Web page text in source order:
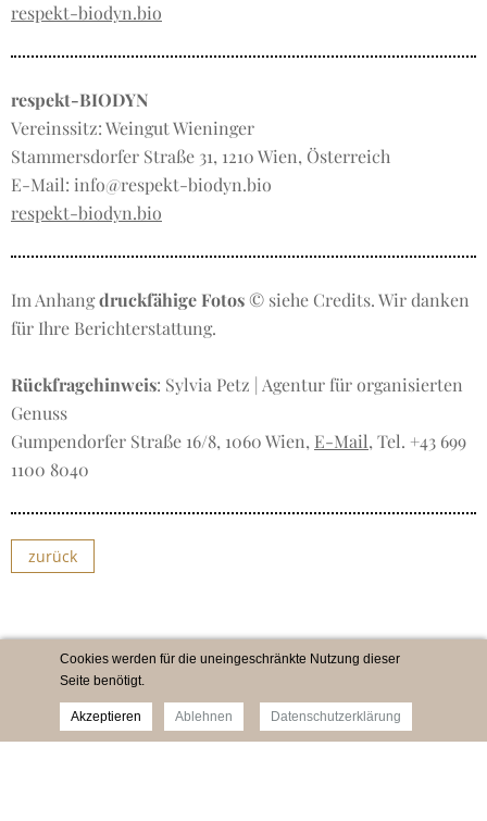
respekt-biodyn.bio
respekt-BIODYN
Vereinssitz: Weingut Wieninger
Stammersdorfer Straße 31, 1210 Wien, Österreich
E-Mail: info@respekt-biodyn.bio
respekt-biodyn.bio
Im Anhangdruckfähige Fotos© siehe Credits. Wir danken
für Ihre Berichterstattung.
Rückfragehinweis: Sylvia Petz | Agentur für organisierten
Genuss
Gumpendorfer Straße 16/8, 1060 Wien, E-Mail, Tel. +43 699
1100 8040
zurück
Impressum Newsletter Datenschutz
Cookies werden für die uneingeschränkte Nutzung dieser
Seite benötigt.
Akzeptieren Ablehnen Datenschutzerklärung